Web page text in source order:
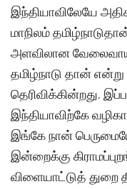
இந்தியாவிலேயே
மாநிலம்
அளவிலான
தமிழ்நாடு தான்
தெரிவிக்கின்றது.
இந்தியாவிற்கே
இங்கே நான்
இன்றைக்கு
விளையாட்டுத்